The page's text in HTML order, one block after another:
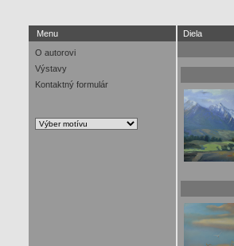
Menu
O autorovi
Výstavy
Kontaktný formulár
Diela